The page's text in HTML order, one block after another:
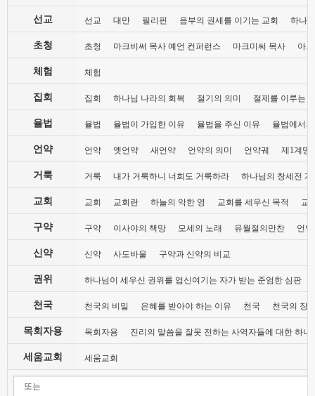
선교 선교 대만 필리핀 음부의 권세를 이기는 교회 하나
초청 초청 마크비써 목사 예언 컨퍼런스 마크미써 목사 아
체험 체험
집회 집회 하나님 나라의 회복 절기의 의미 절제를 이루는
율법 율법 율법이 가입한 이유 율법을 주신 이유 율법에서
언약 언약 옛언약 새언약 언약의 의미 언약궤 제1계명
거룩 거룩 내가 거룩하니 너희도 거룩하라 하나님의 창세전 계
교회 교회 교회란 하늘의 악한 영 교회를 세우신 목적 교
구약 구약 이사야의 책망 모세의 노래 유월절의만찬 언
신약 신약 사도바울 구약과 신약의 비교
권위 하나님이 세우신 권위를 업신여기는 자가 받는 준엄한 심판
천국 천국의 비밀 은혜를 받아야 하는 이유 천국 천국의 장
목회자용 목회자용 진리의 말씀을 잘못 전하는 사역자들에 대한 하나
세움교회 세움교회